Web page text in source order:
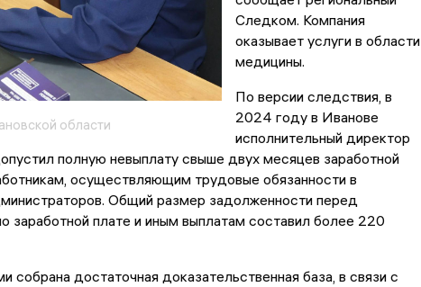
области
Следком. Компания
оказывает услуги в области
медицины.
По версии следствия, в
2024 году в Иванове
исполнительный директор
полную невыплату свыше двух месяцев заработной
осуществляющим трудовые обязанности в
Общий размер задолженности перед
заработной плате и иным выплатам составил более 220
собрана достаточная доказательственная база, в связи с